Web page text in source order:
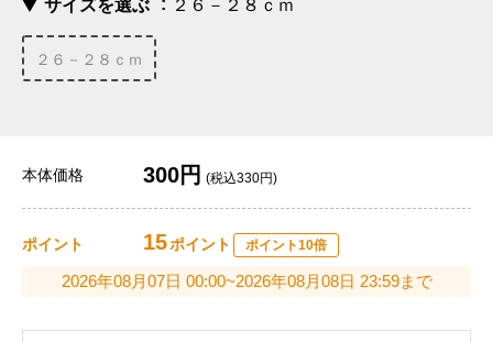
サイズを選ぶ ２６－２８ｃｍ
２６－２８ｃｍ
本体価格 300円 (税込330円)
ポイント 15ポイント ポイント10倍
2026年08月07日 00:00~2026年08月08日 23:59まで